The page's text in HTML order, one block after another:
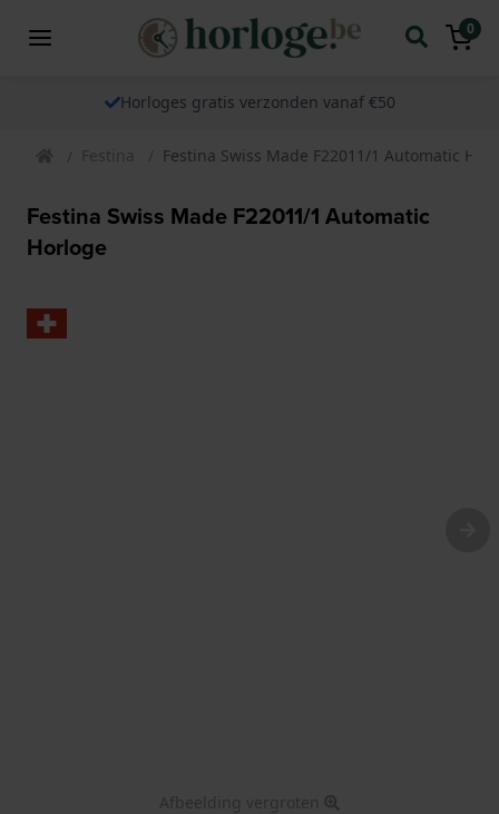
0
Horloges gratis verzonden vanaf €50
Festina Festina Swiss Made F22011/1 Automatic
Festina Swiss Made F22011/1 Automatic
Horloge
Afbeelding vergroten